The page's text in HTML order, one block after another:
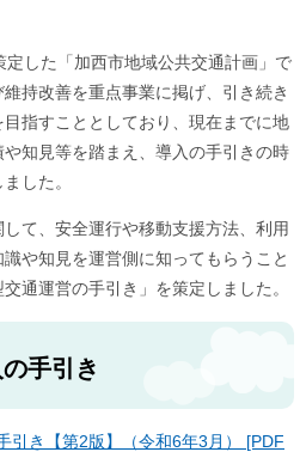
した「加西市地域公共交通計画」で
持改善を重点事業に掲げ、引き続き
指すこととしており、現在までに地
知見等を踏まえ、導入の手引きの時
した。
て、安全運行や移動支援方法、利用
や知見を運営側に知ってもらうこと
通運営の手引き」を策定しました。
手引き
引き【第2版】（令和6年3月） [PDF